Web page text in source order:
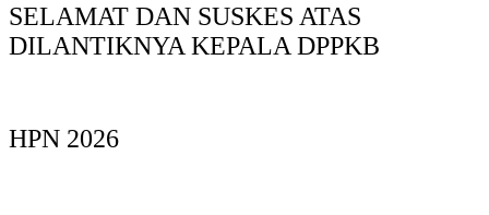
SELAMAT DAN SUSKES ATAS
DILANTIKNYA KEPALA DPPKB
HPN 2026